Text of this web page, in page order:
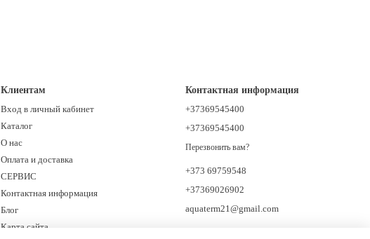
Клиентам
Вход в личный кабинет
Каталог
О нас
Оплата и доставка
СЕРВИС
Контактная информация
Блог
Карта сайта
Контактная информация
+37369545400
+37369545400
Перезвонить вам?
+373 69759548
+37369026902
aquaterm21@gmail.com